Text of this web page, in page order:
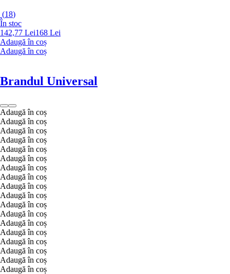
(18)
În stoc
142,77 Lei168 Lei
Adaugă în coș
Adaugă în coș
Brandul Universal
Adaugă în coș
Adaugă în coș
Adaugă în coș
Adaugă în coș
Adaugă în coș
Adaugă în coș
Adaugă în coș
Adaugă în coș
Adaugă în coș
Adaugă în coș
Adaugă în coș
Adaugă în coș
Adaugă în coș
Adaugă în coș
Adaugă în coș
Adaugă în coș
Adaugă în coș
Adaugă în coș